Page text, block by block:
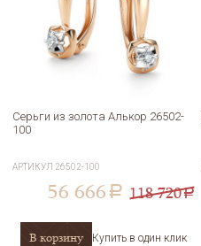
Серьги из золота Алькор 26502-
100
АРТИКУЛ 26502-100
56 666 a 118 720a
В корзину Купить в один клик